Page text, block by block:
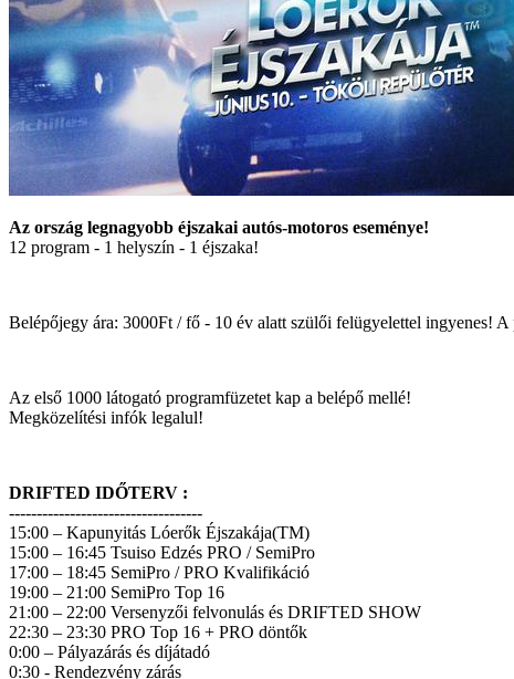
Az ország legnagyobb éjszakai autós-motoros eseménye!
12 program - 1 helyszín - 1 éjszaka!
Belépőjegy ára: 3000Ft / fő - 10 év alatt szülői felügyelettel ingyenes!
Az első 1000 látogató programfüzetet kap a belépő mellé!
Megközelítési infók legalul!
DRIFTED IDŐTERV :
-----------------------------------
15:00 – Kapunyitás Lóerők Éjszakája(TM)
15:00 – 16:45 Tsuiso Edzés PRO / SemiPro
17:00 – 18:45 SemiPro / PRO Kvalifikáció
19:00 – 21:00 SemiPro Top 16
21:00 – 22:00 Versenyzői felvonulás és DRIFTED SHOW
22:30 – 23:30 PRO Top 16 + PRO döntők
0:00 – Pályazárás és díjátadó
0:30 - Rendezvény zárás